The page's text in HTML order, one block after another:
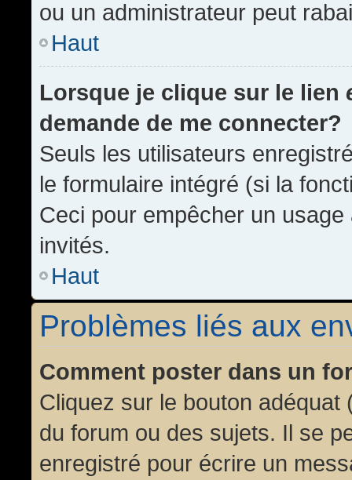
ou un administrateur peut
Haut
Lorsque je clique sur le lien
demande de me connecter?
Seuls les utilisateurs
le formulaire intégré (si la
Ceci pour empêcher un
invités.
Haut
Problèmes liés aux
Comment poster dans un
Cliquez sur le bouton
du forum ou des sujets. Il se
enregistré pour écrire un